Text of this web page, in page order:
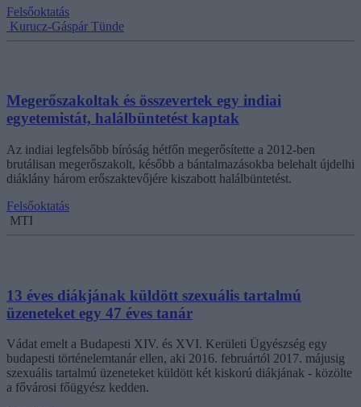
Felsőoktatás
Kurucz-Gáspár Tünde
Megerőszakoltak és összevertek egy indiai
egyetemistát, halálbüntetést kaptak
Az indiai legfelsőbb bíróság hétfőn megerősítette a 2012-ben
brutálisan megerőszakolt, később a bántalmazásokba belehalt újdelhi
diáklány három erőszaktevőjére kiszabott halálbüntetést.
Felsőoktatás
MTI
13 éves diákjának küldött szexuális tartalmú
üzeneteket egy 47 éves tanár
Vádat emelt a Budapesti XIV. és XVI. Kerületi Ügyészség egy
budapesti történelemtanár ellen, aki 2016. februártól 2017. májusig
szexuális tartalmú üzeneteket küldött két kiskorú diákjának - közölte
a fővárosi főügyész kedden.